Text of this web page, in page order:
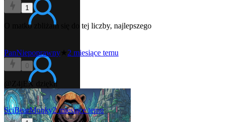
1
O matko zbliżam się do tej liczby, najlepszego
PanNiepoprawny 2 miesiące temu
0
@Z4jEX dzięki!
SciBearMonky2 miesiące temu